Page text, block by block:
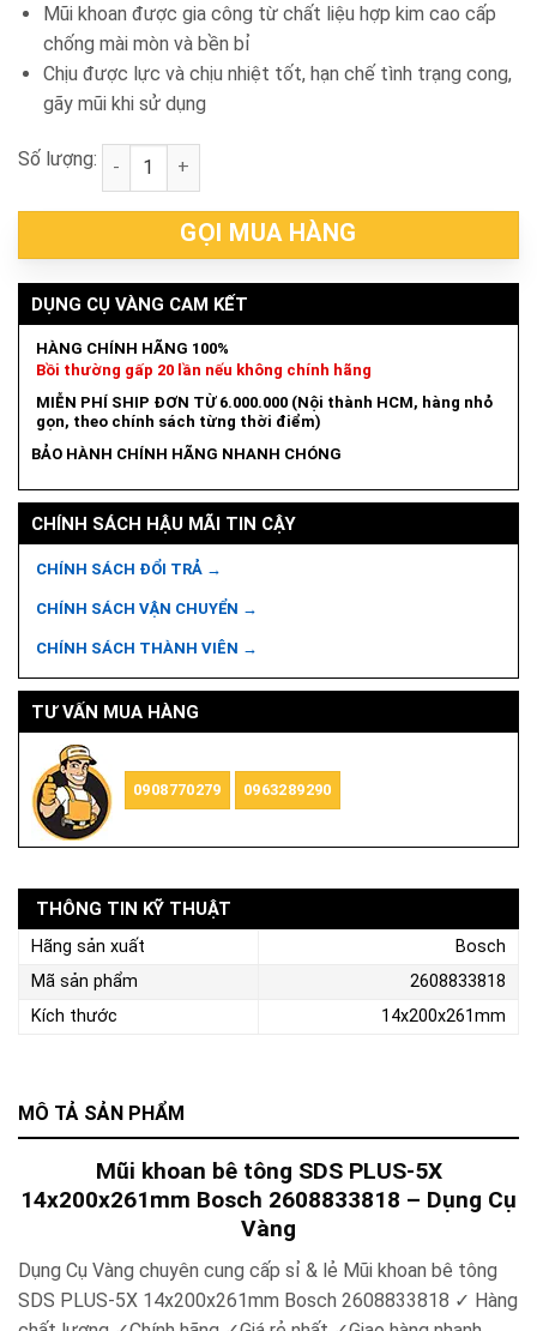
Mũi khoan được gia công từ chất liệu hợp kim cao cấp
chống mài mòn và bền bỉ
Chịu được lực và chịu nhiệt tốt, hạn chế tình trạng cong,
gãy mũi khi sử dụng
Số lượng: Mũi khoan bê tông SDS PLUS-5X 14x200x261mm
GỌI MUA HÀNG
DỤNG CỤ VÀNG CAM KẾT
HÀNG CHÍNH HÃNG 100%
Bồi thường gấp 20 lần nếu không chính hãng
MIỄN PHÍ SHIP ĐƠN TỪ 6.000.000 (Nội thành HCM, hàng nhỏ
gọn, theo chính sách từng thời điểm)
BẢO HÀNH CHÍNH HÃNG NHANH CHÓNG
CHÍNH SÁCH HẬU MÃI TIN CẬY
CHÍNH SÁCH ĐỔI TRẢ →
CHÍNH SÁCH VẬN CHUYỂN →
CHÍNH SÁCH THÀNH VIÊN →
TƯ VẤN MUA HÀNG
0908770279 0963289290
MÔ TẢ SẢN PHẨM
Mũi khoan bê tông SDS PLUS-5X
14x200x261mm Bosch 2608833818 – Dụng Cụ
Vàng
Dụng Cụ Vàng chuyên cung cấp sỉ & lẻ Mũi khoan bê tông
SDS PLUS-5X 14x200x261mm Bosch 2608833818 ✓ Hàng
THÔNG TIN KỸ THUẬT
Hãng sản xuất
Bosch
Mã sản phẩm
2608833818
Kích thước
14x200x261mm